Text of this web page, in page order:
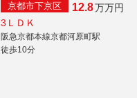
京都市下京区 12.8万万円
3ＬＤＫ
阪急京都本線京都河原町駅
徒歩10分